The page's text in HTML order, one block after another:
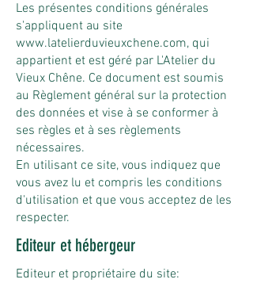
Les présentes conditions générales
s'appliquent au site
www.latelierduvieuxchene.com, qui
appartient et est géré par L'Atelier du
Vieux Chêne. Ce document est soumis
au Règlement général sur la protection
des données et vise à se conformer à
ses règles et à ses règlements
nécessaires.
En utilisant ce site, vous indiquez que
vous avez lu et compris les conditions
d'utilisation et que vous acceptez de les
respecter.
Editeur et hébergeur
Editeur et propriétaire du site: